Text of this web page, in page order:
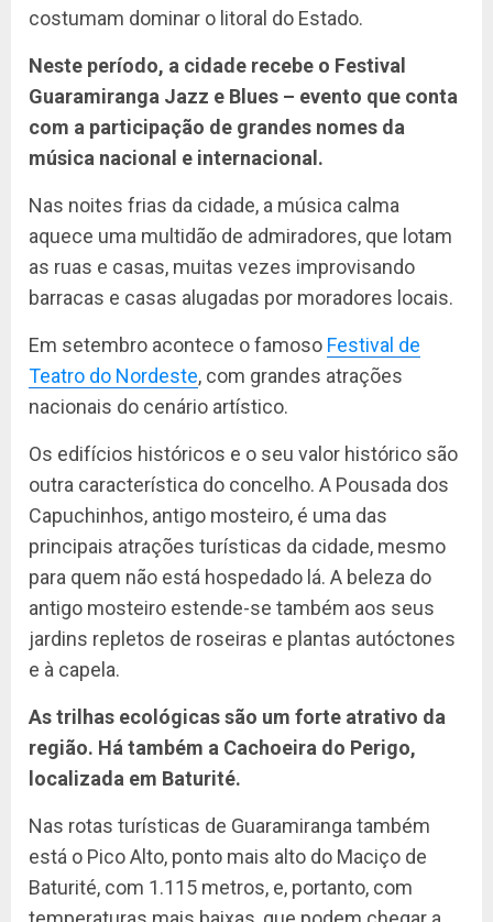
costumam dominar o litoral do Estado.
Neste período, a cidade recebe o Festival
Guaramiranga Jazz e Blues – evento que conta
com a participação de grandes nomes da
música nacional e internacional.
Nas noites frias da cidade, a música calma
aquece uma multidão de admiradores, que lotam
as ruas e casas, muitas vezes improvisando
barracas e casas alugadas por moradores locais.
Em setembro acontece o famoso Festival de
Teatro do Nordeste, com grandes atrações
nacionais do cenário artístico.
Os edifícios históricos e o seu valor histórico são
outra característica do concelho. A Pousada dos
Capuchinhos, antigo mosteiro, é uma das
principais atrações turísticas da cidade, mesmo
para quem não está hospedado lá. A beleza do
antigo mosteiro estende-se também aos seus
jardins repletos de roseiras e plantas autóctones
e à capela.
As trilhas ecológicas são um forte atrativo da
região. Há também a Cachoeira do Perigo,
localizada em Baturité.
Nas rotas turísticas de Guaramiranga também
está o Pico Alto, ponto mais alto do Maciço de
Baturité, com 1.115 metros, e, portanto, com